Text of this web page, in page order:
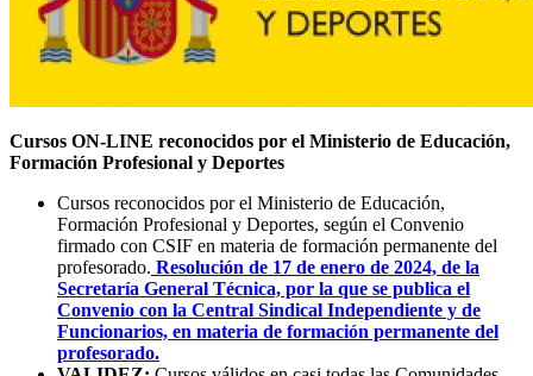
Cursos ON-LINE reconocidos por el Ministerio de Educación,
Formación Profesional y Deportes
Cursos reconocidos por el Ministerio de Educación,
Formación Profesional y Deportes, según el Convenio
firmado con CSIF en materia de formación permanente del
profesorado. Resolución de 17 de enero de 2024, de la
Secretaría General Técnica, por la que se publica el
Convenio con la Central Sindical Independiente y de
Funcionarios, en materia de formación permanente del
profesorado.